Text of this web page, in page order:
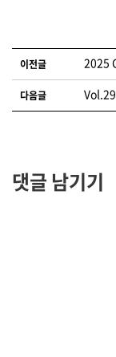
글 네비게이션
이전글 2025
다음글
댓글 남기기